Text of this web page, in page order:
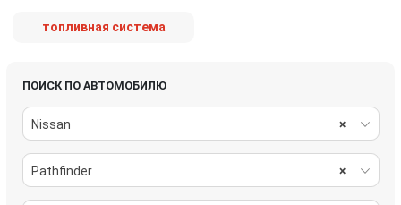
топливная система
ПОИСК ПО АВТОМОБИЛЮ
×
Nissan
×
Pathfinder